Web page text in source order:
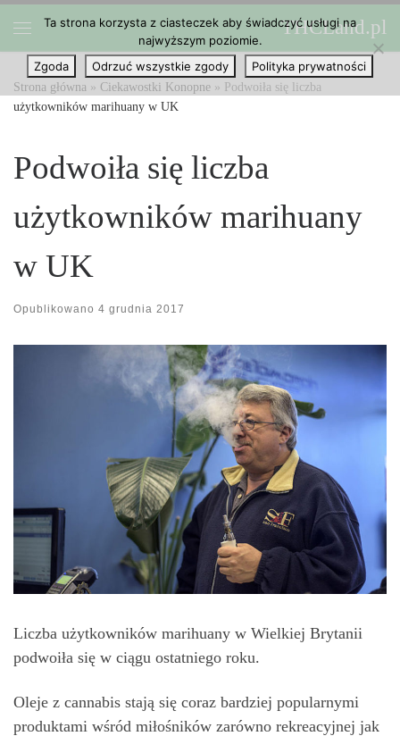
Przejdź do treści THCLand.pl
Strona główna » Ciekawostki Konopne » Podwoiła się liczba
użytkowników marihuany w UK
Podwoiła się liczba
użytkowników marihuany
w UK
Opublikowano 4 grudnia 2017
Liczba użytkowników marihuany w Wielkiej Brytanii
podwoiła się w ciągu ostatniego roku.
Oleje z cannabis stają się coraz bardziej popularnymi
produktami wśród miłośników zarówno rekreacyjnej jak
Ta strona korzysta z ciasteczek aby świadczyć usługi na
najwyższym poziomie.
Zgoda
Odrzuć wszystkie zgody Polityka prywatności